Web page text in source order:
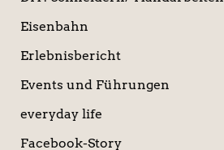
Eisenbahn
Erlebnisbericht
Events und Führungen
everyday life
Facebook-Story